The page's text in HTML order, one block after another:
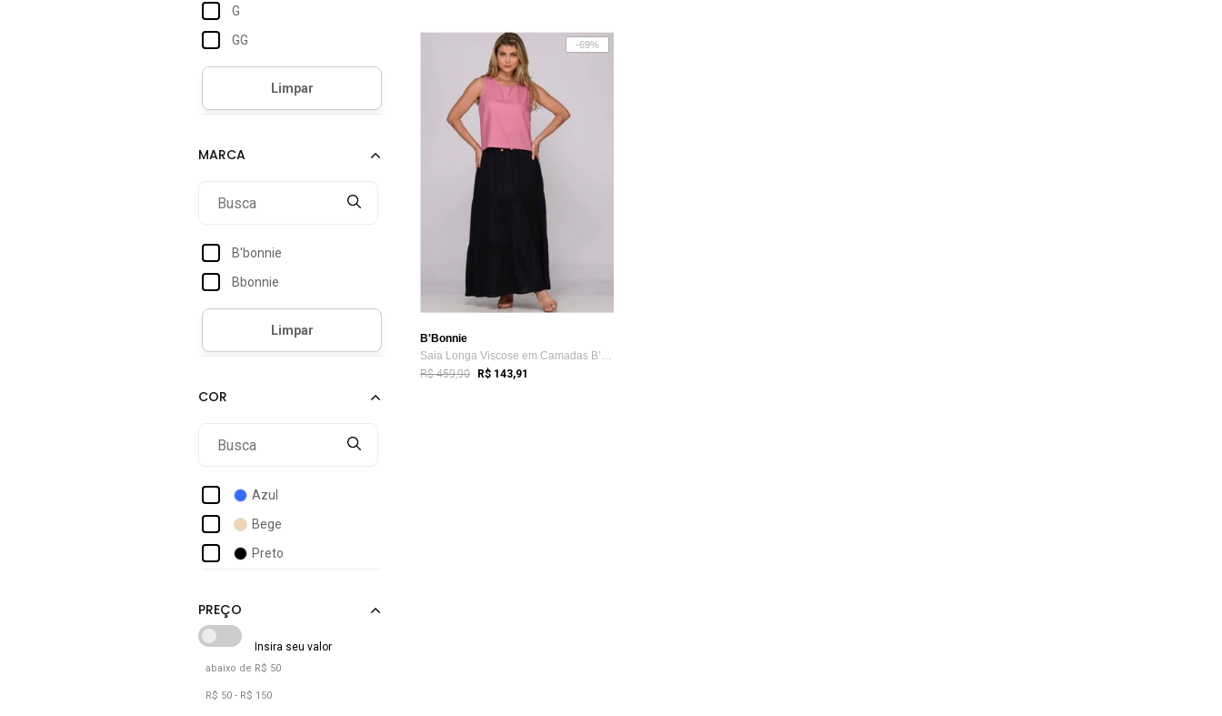
G
GG
B'bonnie
Bbonnie
Azul
Bege
Preto
abaixo de R$ 50
R$ 50 - R$ 150
-69%
B'Bonnie
Saia Longa Viscose em Camadas B’Bonnie L...
R$ 459,90 R$ 143,91